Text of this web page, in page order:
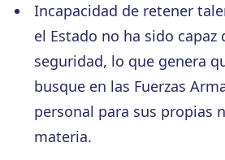
Incapacidad de retener
el Estado no ha sido
seguridad, lo que genera
busque en las Fuerzas
personal para sus propias
materia.